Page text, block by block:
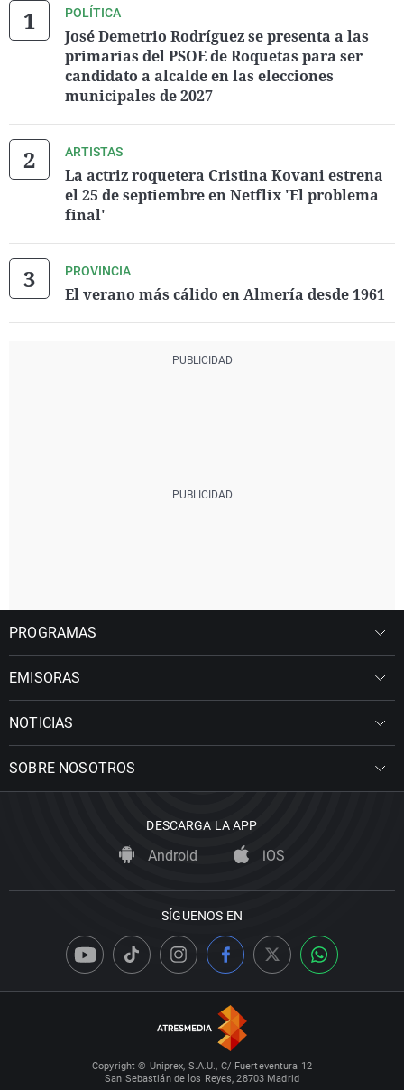
POLÍTICA
José Demetrio Rodríguez se presenta a las
primarias del PSOE de Roquetas para ser
candidato a alcalde en las elecciones
municipales de 2027
ARTISTAS
La actriz roquetera Cristina Kovani estrena
el 25 de septiembre en Netflix 'El problema
final'
PROVINCIA
El verano más cálido en Almería desde 1961
PROGRAMAS
EMISORAS
NOTICIAS
SOBRE NOSOTROS
DESCARGA LA APP
Android iOS
SÍGUENOS EN
Copyright © Uniprex, S.A.U., C/ Fuerteventura 12
San Sebastián de los Reyes, 28703 Madrid